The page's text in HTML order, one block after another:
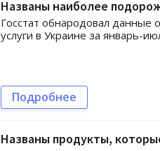
Названы наиболее
Госстат обнародовал данные
услуги в Украине за январь-
Подробнее
Названы продукты,